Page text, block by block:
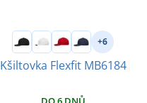
+6
Kšiltovka Flexfit MB6184